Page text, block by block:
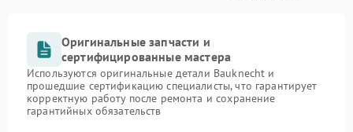
Оригинальные запчасти и
сертифицированные мастера
Используются оригинальные детали Bauknecht и
прошедшие сертификацию специалисты, что гарантирует
корректную работу после ремонта и сохранение
гарантийных обязательств